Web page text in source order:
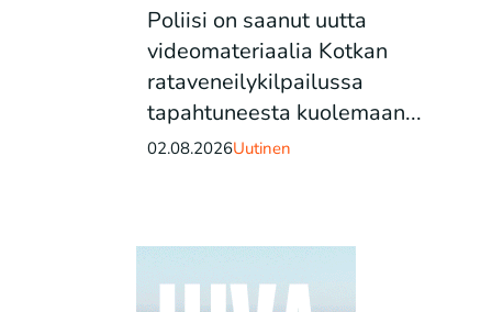
Poliisi on saanut uutta
videomateriaalia Kotkan
rataveneilykilpailussa
tapahtuneesta kuolemaan...
02.08.2026Uutinen